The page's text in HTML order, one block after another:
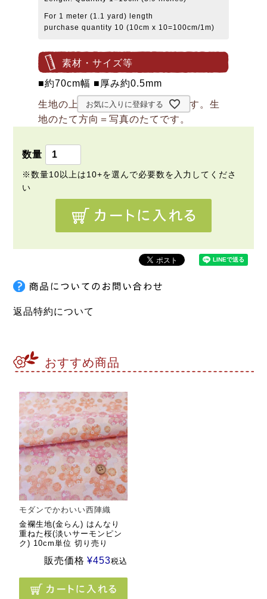
For 1 meter (1.1 yard) length
purchase quantity 10 (10cm x 10=100cm/1m)
素材・サイズ等
■約70cm幅 ■厚み約0.5mm
生地の上のボタンは直径約2cmです。生
地のたて方向＝写真のたてです。
お気に入りに登録する
返品特約について
おすすめ商品
モダンでかわいい西陣織
金襴生地(金らん) はんなり
重ねた桜(淡いサーモンピン
ク) 10cm単位 切り売り
販売価格 ¥453税込